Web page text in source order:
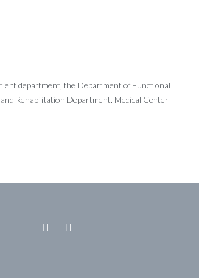
department, the Department of Functional
Rehabilitation Department. Medical Center